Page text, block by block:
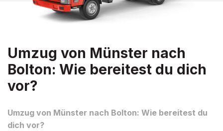
Umzug von Münster nach
Bolton: Wie bereitest du dich
vor?
Umzug von Münster nach Bolton: Wie bereitest du
dich vor?